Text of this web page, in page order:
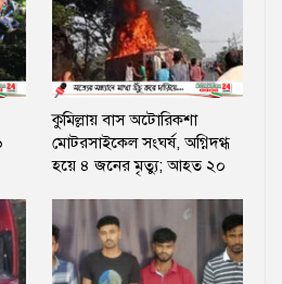
কুমিল্লায় বাস অটোরিকশা
মোটরসাইকেল সংঘর্ষ, অগ্নিদগ্ধ
হয়ে ৪ জনের মৃত্যু; আহত ২০